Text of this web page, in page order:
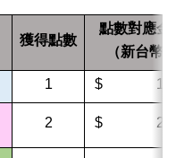
獲得點數
點數對應金
（新台幣
1 $
2 $